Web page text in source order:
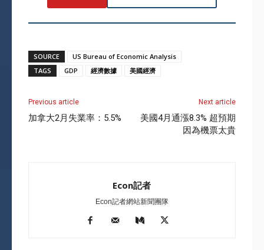
SOURCE
US Bureau of Economic Analysis
TAGS
GDP 經濟數據 美國經濟
Previous article
加拿大2月失業率：5.5%
Next article
美國4月通漲8.3% 超預期
因為機票太貴
Econ記者
Econ記者網站新聞團隊